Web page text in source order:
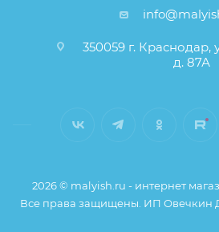
350059 г. Краснодар,
д. 87А
2026 © malyish.ru - интернет
Все права защищены. ИП Овечкин